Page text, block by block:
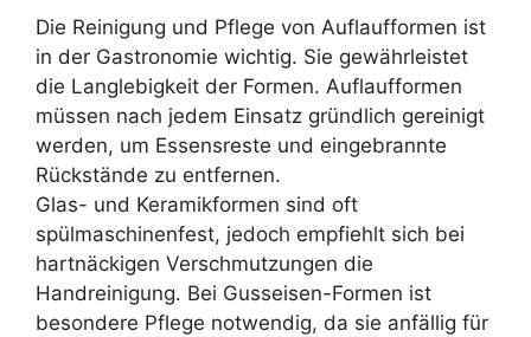
Die Reinigung und Pflege von Auflaufformen ist
in der Gastronomie wichtig. Sie gewährleistet
die Langlebigkeit der Formen. Auflaufformen
müssen nach jedem Einsatz gründlich gereinigt
werden, um Essensreste und eingebrannte
Rückstände zu entfernen.
Glas- und Keramikformen sind oft
spülmaschinenfest, jedoch empfiehlt sich bei
hartnäckigen Verschmutzungen die
Handreinigung. Bei Gusseisen-Formen ist
besondere Pflege notwendig, da sie anfällig für